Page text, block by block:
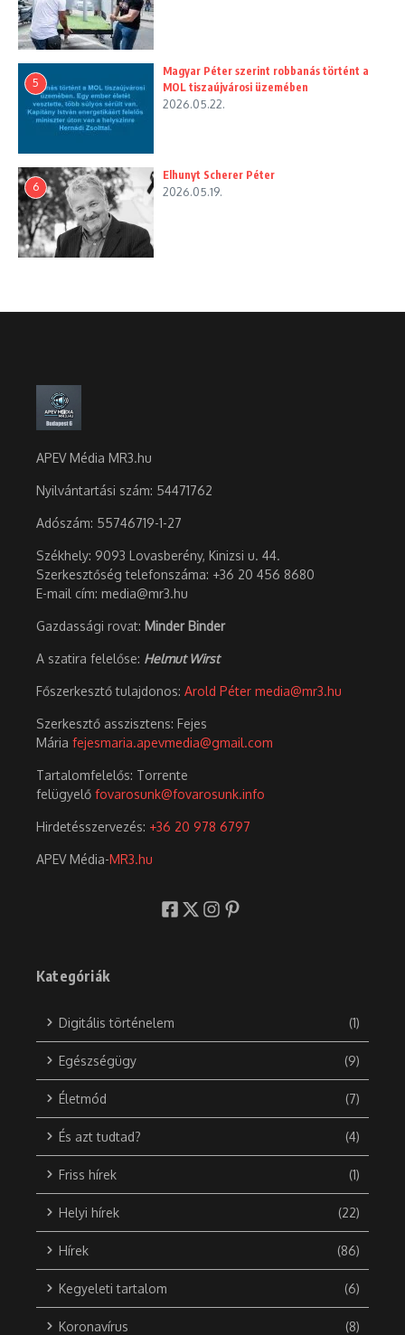
5
Magyar Péter szerint robbanás történt a
MOL tiszaújvárosi üzemében
2026.05.22.
6
Elhunyt Scherer Péter
2026.05.19.
APEV Média MR3.hu
Nyilvántartási szám: 54471762
Adószám: 55746719-1-27
Székhely: 9093 Lovasberény, Kinizsi u. 44.
Szerkesztőség telefonszáma: +36 20 456 8680
E-mail cím: media@mr3.hu
Gazdassági rovat: Minder Binder
A szatira felelőse: Helmut Wirst
Főszerkesztő tulajdonos: Arold Péter media@mr3.hu
Szerkesztő asszisztens: Fejes
Mária fejesmaria.apevmedia@gmail.com
Tartalomfelelős: Torrente
felügyelő fovarosunk@fovarosunk.info
Hirdetésszervezés: +36 20 978 6797
APEV Média-MR3.hu
Kategóriák
Digitális történelem (1)
Egészségügy (9)
Életmód (7)
És azt tudtad? (4)
Friss hírek (1)
Helyi hírek (22)
Hírek (86)
Kegyeleti tartalom (6)
Koronavírus (8)